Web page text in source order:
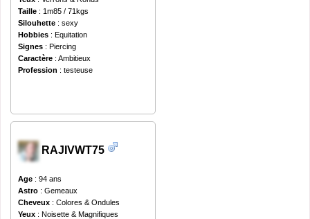
Taille : 1m85 / 71kgs
Silouhette : sexy
Hobbies : Equitation
Signes : Piercing
Caractère : Ambitieux
Profession : testeuse
RAJIVWT75
Age : 94 ans
Astro : Gemeaux
Cheveux : Colores & Ondules
Yeux : Noisette & Magnifiques